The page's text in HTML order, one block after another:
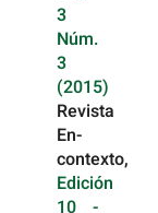
3
Núm.
3
(2015)
Revista
En-
contexto,
Edición
10 -